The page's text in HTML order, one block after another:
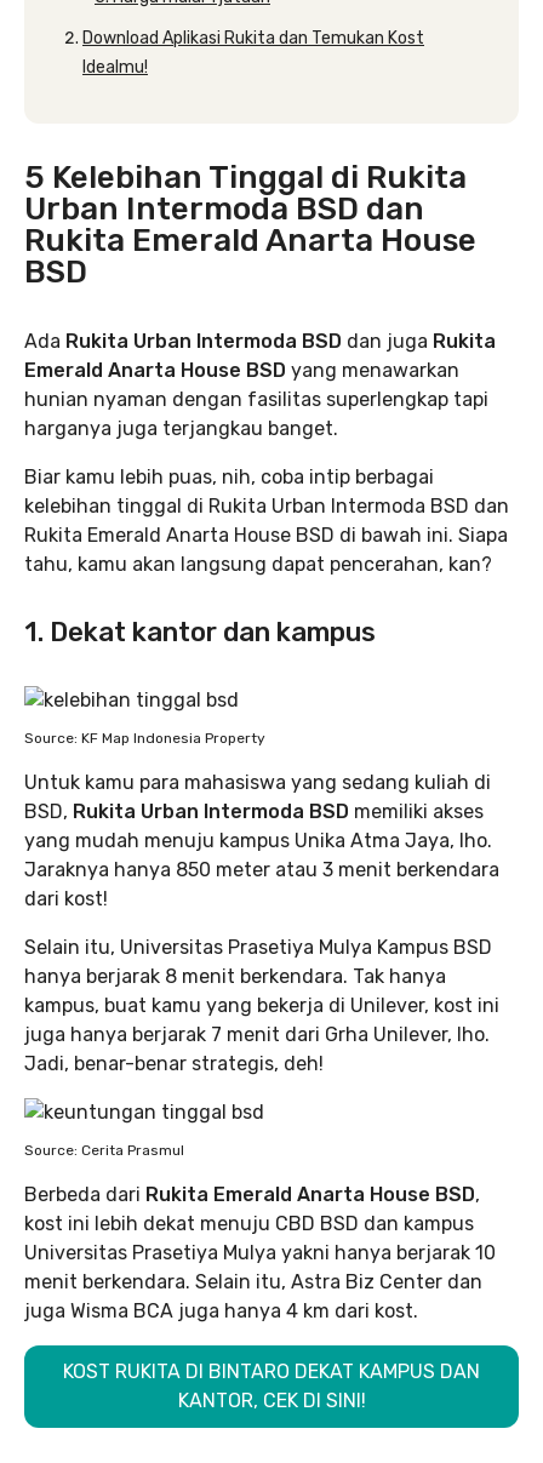
Download Aplikasi Rukita dan Temukan Kost
Idealmu!
5 Kelebihan Tinggal di Rukita
Urban Intermoda BSD dan
Rukita Emerald Anarta House
BSD
Ada Rukita Urban Intermoda BSD dan juga Rukita
Emerald Anarta House BSD yang menawarkan
hunian nyaman dengan fasilitas superlengkap tapi
harganya juga terjangkau banget.
Biar kamu lebih puas, nih, coba intip berbagai
kelebihan tinggal di Rukita Urban Intermoda BSD dan
Rukita Emerald Anarta House BSD di bawah ini. Siapa
tahu, kamu akan langsung dapat pencerahan, kan?
1. Dekat kantor dan kampus
Source: KF Map Indonesia Property
Untuk kamu para mahasiswa yang sedang kuliah di
BSD, Rukita Urban Intermoda BSD memiliki akses
yang mudah menuju kampus Unika Atma Jaya, lho.
Jaraknya hanya 850 meter atau 3 menit berkendara
dari kost!
Selain itu, Universitas Prasetiya Mulya Kampus BSD
hanya berjarak 8 menit berkendara. Tak hanya
kampus, buat kamu yang bekerja di Unilever, kost ini
juga hanya berjarak 7 menit dari Grha Unilever, lho.
Jadi, benar-benar strategis, deh!
Source: Cerita Prasmul
Berbeda dari Rukita Emerald Anarta House BSD,
kost ini lebih dekat menuju CBD BSD dan kampus
Universitas Prasetiya Mulya yakni hanya berjarak 10
menit berkendara. Selain itu, Astra Biz Center dan
juga Wisma BCA juga hanya 4 km dari kost.
KOST RUKITA DI BINTARO DEKAT KAMPUS DAN
KANTOR, CEK DI SINI!